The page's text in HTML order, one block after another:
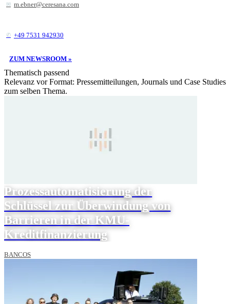
m.ebner@ceresana.com
+49 7531 942930
ZUM NEWSROOM »
Thematisch passend
Relevanz vor Format: Pressemitteilungen, Journals und Case Studies
zum selben Thema.
Prozessautomatisierung der
Schlüssel zur Überwindung von
Barrieren in der KMU-
Kreditfinanzierung
BANCOS